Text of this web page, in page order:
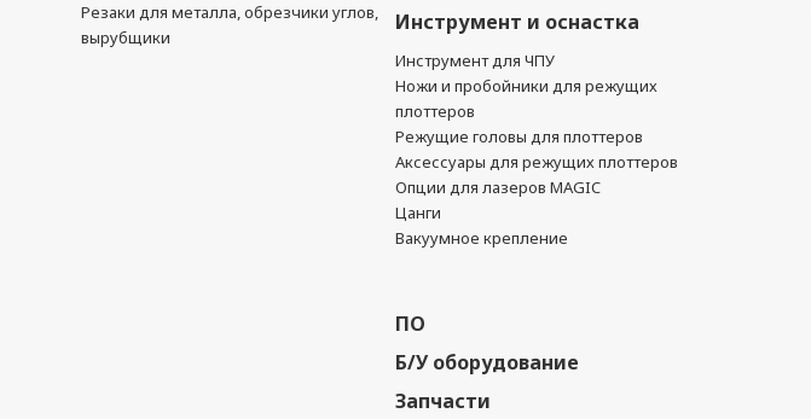
Резаки для металла, обрезчики углов,
вырубщики
Инструмент и оснастка
Инструмент для ЧПУ
Ножи и пробойники для режущих
плоттеров
Режущие головы для плоттеров
Аксессуары для режущих плоттеров
Опции для лазеров MAGIC
Цанги
Вакуумное крепление
ПО
Б/У оборудование
Запчасти